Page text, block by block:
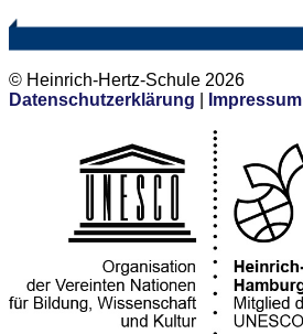
© Heinrich-Hertz-Schule 2026
Datenschutzerklärung
Impressum